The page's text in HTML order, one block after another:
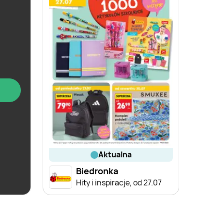
aktualna
Biedronka
Hity i inspiracje, od 27.07